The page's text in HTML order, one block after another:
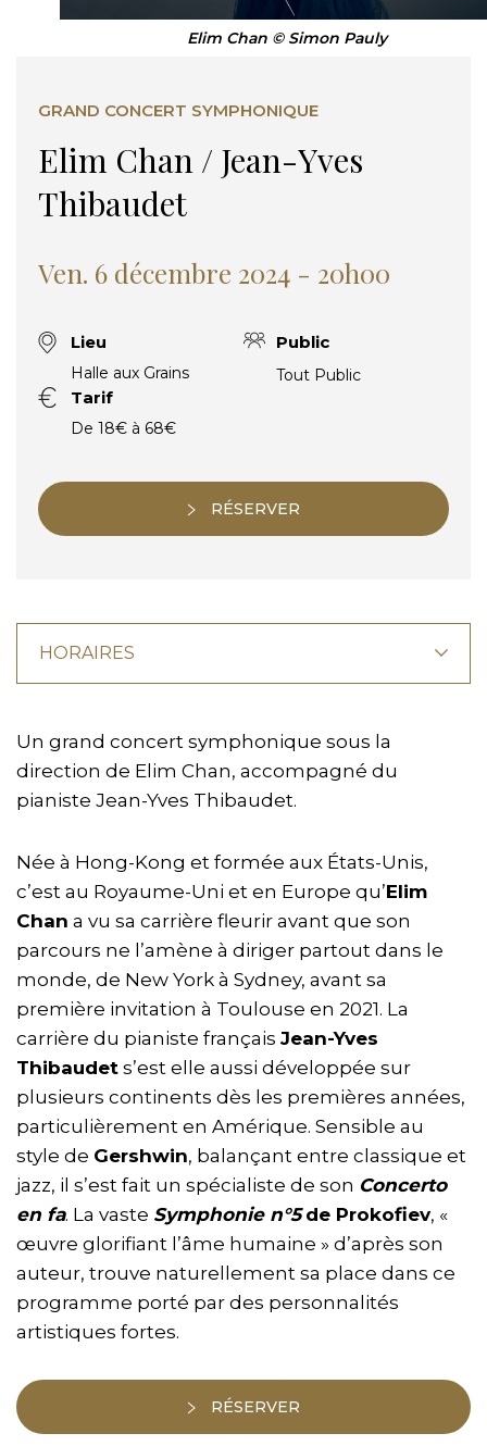
Elim Chan © Simon Pauly
Elim Chan / Jean-Yves
Thibaudet
GRAND CONCERT SYMPHONIQUE
Ven. 6 décembre 2024 - 20h00
Lieu
Halle aux Grains
Public
Tout Public
Tarif
De 18€ à 68€
RÉSERVER
HORAIRES
Un grand concert symphonique sous la
direction de Elim Chan, accompagné du
pianiste Jean-Yves Thibaudet.
Née à Hong-Kong et formée aux États-Unis,
c’est au Royaume-Uni et en Europe qu’Elim
Chan a vu sa carrière fleurir avant que son
parcours ne l’amène à diriger partout dans le
monde, de New York à Sydney, avant sa
première invitation à Toulouse en 2021. La
carrière du pianiste français Jean-Yves
Thibaudet s’est elle aussi développée sur
plusieurs continents dès les premières années,
particulièrement en Amérique. Sensible au
style de Gershwin, balançant entre classique et
jazz, il s’est fait un spécialiste de son Concerto
en fa. La vaste Symphonie n°5 de Prokofiev, «
œuvre glorifiant l’âme humaine » d’après son
auteur, trouve naturellement sa place dans ce
programme porté par des personnalités
artistiques fortes.
RÉSERVER